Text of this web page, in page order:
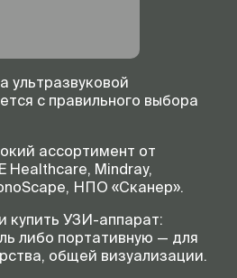
ультразвуковой
с правильного выбора
ассортимент от
Healthcare, Mindray,
НПО «Сканер».
купить УЗИ-аппарат:
либо портативную — для
общей визуализации.